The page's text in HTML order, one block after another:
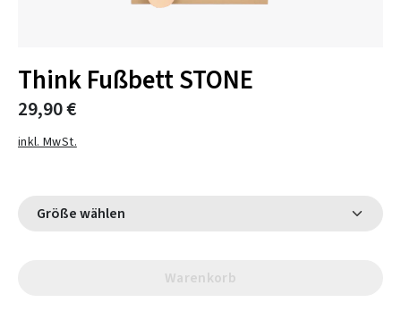
Think Fußbett STONE
29,90 €
inkl. MwSt.
Größe wählen
Warenkorb